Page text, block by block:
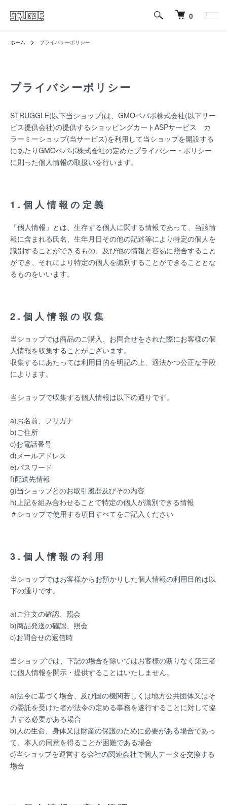
0
ホーム プライバシーポリシー
プライバシーポリシー
STRUGGLE(以下当ショップ)は、 GMOペパボ株式会社(以下サー
ビス提供会社)の提供するショッピングカートASPサービス カ
ラーミーショップ(当サービス)を利用して当ショップを開設する
にあたりGMOペパボ株式会社の定めたプライバシー・ポリシー
に則った個人情報の取扱いを行います。
1.個人情報の定義
「個人情報」とは、生存する個人に関する情報であって、当該情
報に含まれる氏名、生年月日その他の記述等により特定の個人を
識別することができるもの、及び他の情報と容易に照合すること
ができ、それにより特定の個人を識別することができることとな
るものをいいます。
2.個人情報の収集
当ショップでは商品のご購入、お問合せをされた際にお客様の個
人情報を収集することがございます。
収集するにあたっては利用目的を明記の上、適法かつ公正な手段
によります。
当ショップで収集する個人情報は以下の通りです。
a)お名前、フリガナ
b)ご住所
c)お電話番号
d)メールアドレス
e)パスワード
f)配送先情報
g)当ショップとのお取引履歴及びその内容
h)上記を組み合わせることで特定の個人が識別できる情報
＃ショップで使用する項目すべてをご記入ください
3.個人情報の利用
当ショップではお客様からお預かりした個人情報の利用目的は以
下の通りです。
a)ご注文の確認、照会
b)商品発送の確認、照会
c)お問合せの返信時
当ショップでは、下記の場合を除いてはお客様の断りなく第三者
に個人情報を開示・提供することはいたしません。
a)法令に基づく場合、及び国の機関若しくは地方公共団体又はそ
の委託を受けた者が法令の定める事務を遂行することに対して協
力する必要がある場合
b)人の生命、身体又は財産の保護のために必要がある場合であっ
て、本人の同意を得ることが困難である場合
c)当ショップを運営する会社の関連会社で個人データを交換する
場合